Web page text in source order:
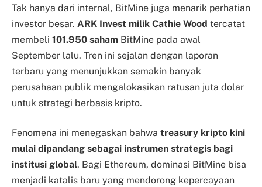
Tak hanya dari internal, BitMine juga menarik perhatian
investor besar. ARK Invest milik Cathie Wood tercatat
membeli 101.950 saham BitMine pada awal
September lalu. Tren ini sejalan dengan laporan
terbaru yang menunjukkan semakin banyak
perusahaan publik mengalokasikan ratusan juta dolar
untuk strategi berbasis kripto.
Fenomena ini menegaskan bahwa treasury kripto kini
mulai dipandang sebagai instrumen strategis bagi
institusi global. Bagi Ethereum, dominasi BitMine bisa
menjadi katalis baru yang mendorong kepercayaan